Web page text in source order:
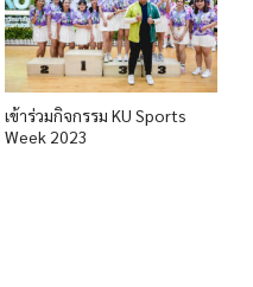
เข้าร่วมกิจกรรม KU Sports
Week 2023